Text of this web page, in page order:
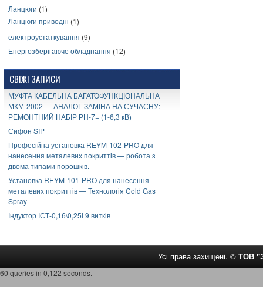
Ланцюги (1)
Ланцюги приводні (1)
електроустаткування (9)
Енергозберігаюче обладнання (12)
СВІЖІ ЗАПИСИ
МУФТА КАБЕЛЬНА БАГАТОФУНКЦІОНАЛЬНА
МКМ-2002 — АНАЛОГ ЗАМІНА НА СУЧАСНУ:
РЕМОНТНИЙ НАБІР РН-7+ (1-6,3 кВ)
Сифон SIP
Професійна установка REYM-102-PRO для
нанесення металевих покриттів — робота з
двома типами порошків.
Установка REYM-101-PRO для нанесення
металевих покриттів — Технологія Cold Gas
Spray
Індуктор ІСТ-0,16\0,25І 9 витків
Усі права захищені. © ТОВ
60 queries in 0,122 seconds.